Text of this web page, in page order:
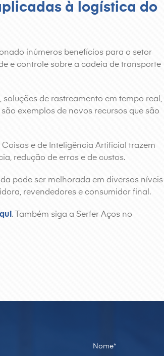
à logística do
inúmeros benefícios para o setor
e controle sobre a cadeia de transporte
de rastreamento em tempo real,
exemplos de novos recursos que são
e de Inteligência Artificial trazem
redução de erros e de custos.
pode ser melhorada em diversos níveis
revendedores e consumidor final.
. Também siga a Serfer Aços no
Nome*